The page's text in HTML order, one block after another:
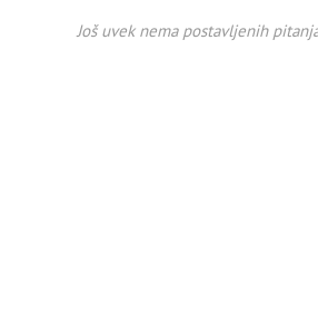
Još uvek nema postavljenih